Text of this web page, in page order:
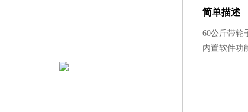
简单描述
60公斤带轮
内置软件功